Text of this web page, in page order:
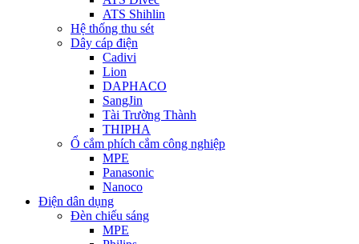
ATS Shihlin
Hệ thống thu sét
Dây cáp điện
Cadivi
Lion
DAPHACO
SangJin
Tài Trường Thành
THIPHA
Ổ cắm phích cắm công nghiệp
MPE
Panasonic
Nanoco
Điện dân dụng
Đèn chiếu sáng
MPE